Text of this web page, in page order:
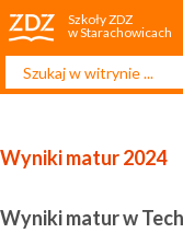
Szkoły ZDZ
w Starachowicach
Start
Rekrutacja 2025/2026
Dla ucznia
Szukaj...
Wyniki matur 2024
Wyniki matur w